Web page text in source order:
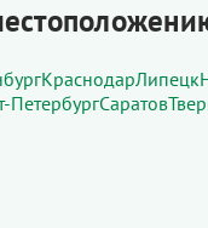
КраснодарЛипецк
ПетербургСаратов